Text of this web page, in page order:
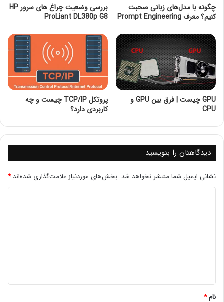
AlienVaultیک پلتفرم مدیریت امنیت اطلاعات و رویداد
(SIEM) است که به سازمان‌ها کمک می‌کند
تا تهدیدات امنیتی را شناسایی و مدیریت کنند. این ابزار با
جمع‌آوری و تجزیه و تحلیل داده‌های امنیتی از منابع مختلف، به
کاربران امکان می‌دهد تا دید کلی و دقیقی از وضعیت امنیتی
سیستم‌های خود داشته باشند. AlienVault همچنین شامل
قابلیت‌هایی برای شناسایی آسیب‌پذیری‌ها، مدیریت تهدیدات و
پاسخ به حوادث امنیتی است.AlienVault
OSSIM چیست؟
چگونه با مدل‌های زبانی صحبت
کنیم؟ معرف Prompt Engineering
بررسی وضعیت چراغ های سرور HP
ProLiant DL380p G8
GPU چیست | فرق بین GPU و
CPU
پروتکل TCP/IP چیست و چه
کاربردی دارد؟
دیدگاهتان را بنویسید
نشانی ایمیل شما منتشر نخواهد شد. بخش‌های موردنیاز علامت‌گذاری شده‌اند*
نام*